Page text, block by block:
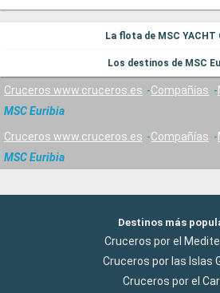
La flota de MSC YACHT
Los destinos de MSC
Cruceros www.cruceros.es Compañías
MSC Euribia
Cruceros www.cruceros.es Compañías
MSC Euribia
Destinos más
Cruceros por el
Cruceros por las Islas
Cruceros por el